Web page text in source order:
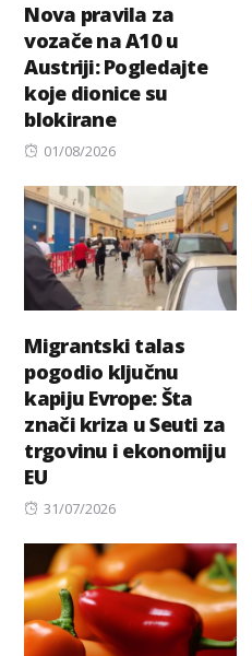
Nova pravila za
vozače na A10 u
Austriji: Pogledajte
koje dionice su
blokirane
Posted
01/08/2026
Migrantski talas
pogodio ključnu
kapiju Evrope: Šta
znači kriza u Seuti za
trgovinu i ekonomiju
EU
Posted
31/07/2026